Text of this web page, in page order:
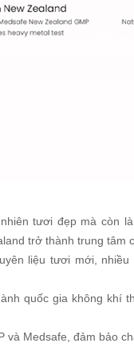
tươi đẹp mà còn
trở thành trung
liệu tươi mới,
quốc gia không khí
và Medsafe, đảm bảo